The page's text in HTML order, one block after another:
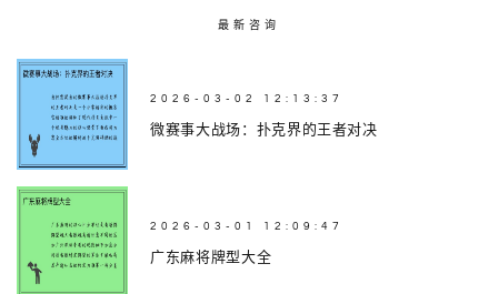
最新咨询
2026-03-02 12:13:37
微赛事大战场：扑克界的王者对决
2026-03-01 12:09:47
广东麻将牌型大全